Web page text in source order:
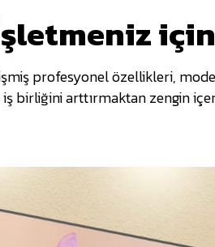
profesyonel özellikleri,
birliğini arttırmaktan zengin